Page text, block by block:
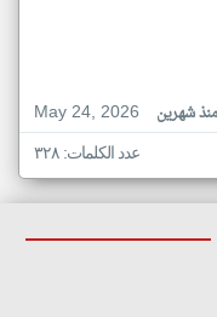
May 24, 2026
منذ شهرين
عدد الكلمات: ٣٢٨